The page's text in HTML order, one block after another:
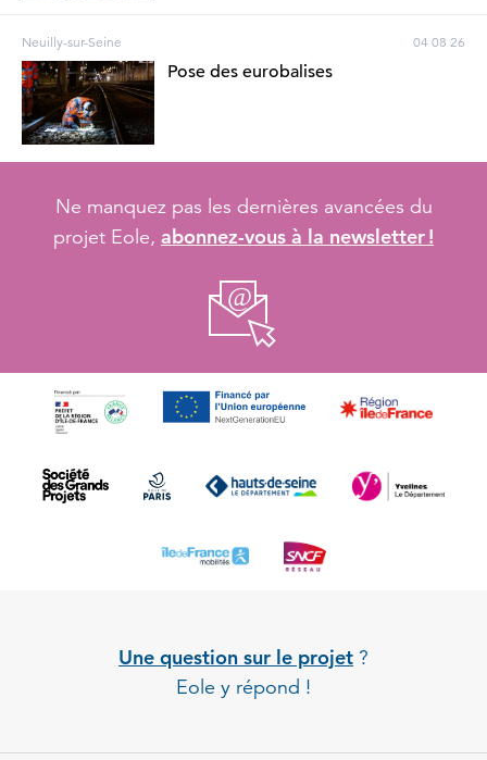
Neuilly-sur-Seine 04 08 26
Pose des eurobalises
Ne manquez pas les dernières avancées du
projet Eole, abonnez-vous à la newsletter !
Une question sur le projet ?
Eole y répond !